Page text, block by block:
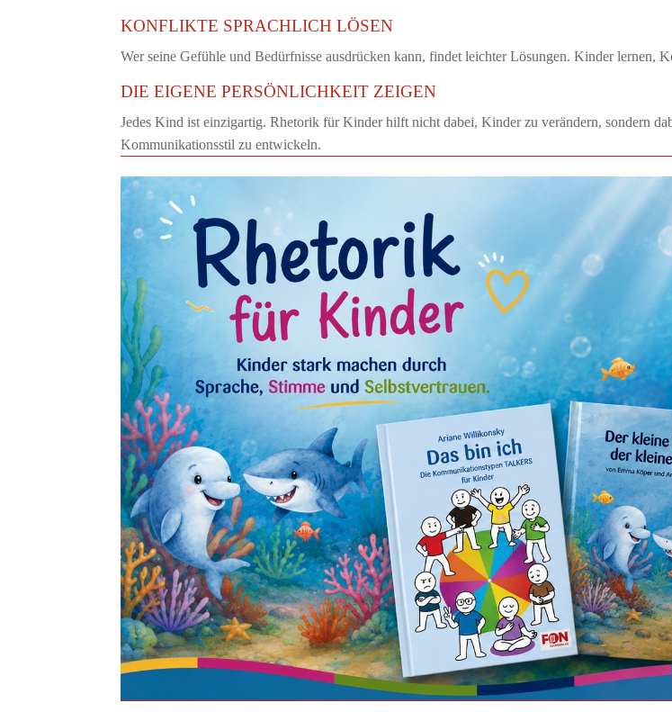
KONFLIKTE SPRACHLICH LÖSEN
Wer seine Gefühle und Bedürfnisse ausdrücken kann, findet leichter Lösungen. Kinder lernen,
DIE EIGENE PERSÖNLICHKEIT ZEIGEN
Jedes Kind ist einzigartig. Rhetorik für Kinder hilft nicht dabei, Kinder zu verändern, sondern
Kommunikationsstil zu entwickeln.